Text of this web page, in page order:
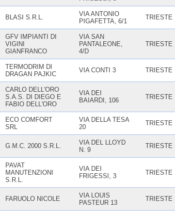
BLASI S.R.L.
VIA ANTONIO
PIGAFETTA, 6/1
TRIESTE
GFV IMPIANTI DI
VIGINI
GIANFRANCO
VIA SAN
PANTALEONE,
4/D
TRIESTE
TERMODRIM DI
DRAGAN PAJKIC
VIA CONTI 3 TRIESTE
CARLO DELL'ORO
S.A.S. DI DIEGO E
FABIO DELL'ORO
VIA DEI
BAIARDI, 106
TRIESTE
ECO COMFORT
SRL
VIA DELLA TESA
20
TRIESTE
G.M.C. 2000 S.R.L.
VIA DEL LLOYD
N. 9
TRIESTE
PAVAT
MANUTENZIONI
S.R.L.
VIA DEI
FRIGESSI, 3
TRIESTE
FARUOLO NICOLE
VIA LOUIS
PASTEUR 13
TRIESTE